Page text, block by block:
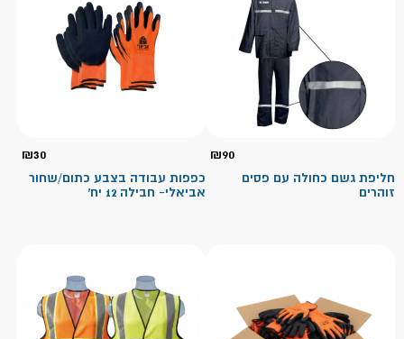
₪90
חליפת גשם כחולה עם פסים
זוהרים
₪30
כפפות עבודה בצבע כתום/שחור
אביאלי- חבילה 12 יח'